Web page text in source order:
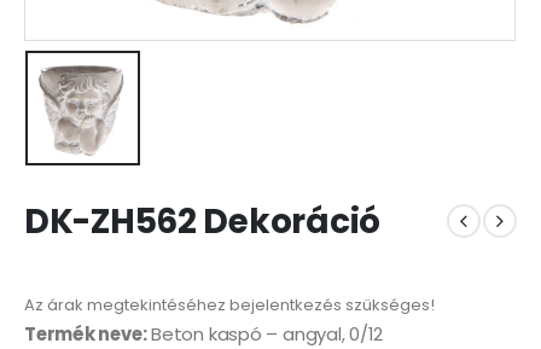
DK-ZH562 Dekoráció
Az árak megtekintéséhez bejelentkezés szükséges!
Termék neve:Beton kaspó – angyal, 0/12